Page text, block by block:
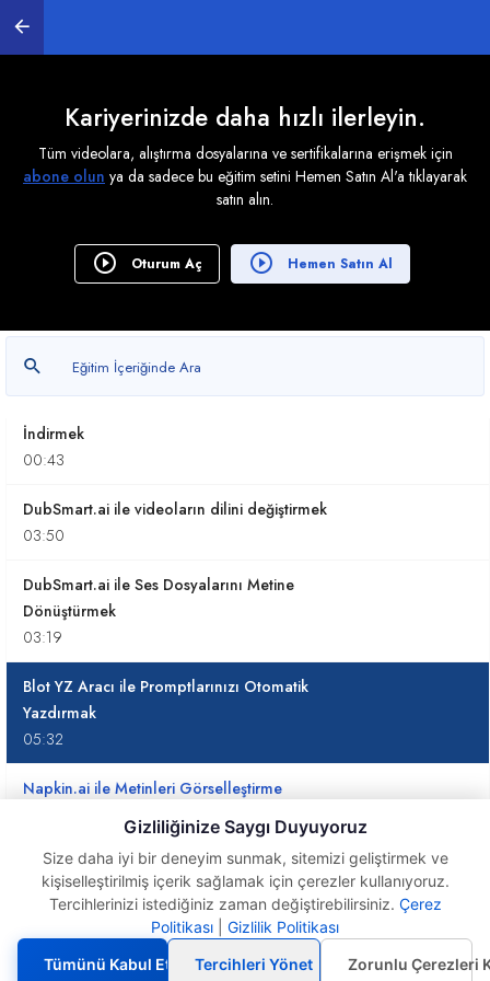
Kariyerinizde daha hızlı ilerleyin.
Tüm videolara, alıştırma dosyalarına ve sertifikalarına erişmek için
abone olun ya da sadece bu eğitim setini Hemen Satın Al'a tıklayarak
satın alın.
Oturum Aç Hemen Satın Al
03:51
Grok ve Gamma ile Sunumlar Hazırlamak
04:14
Sonuçlar İçin Yöntemler
00:45
İndirmek
00:43
DubSmart.ai ile videoların dilini değiştirmek
03:50
DubSmart.ai ile Ses Dosyalarını Metine
Dönüştürmek
03:19
Blot YZ Aracı ile Promptlarınızı Otomatik
Yazdırmak
05:32
Napkin.ai ile Metinleri Görselleştirme
Excel Tablolarını Napkin.Ai ile Görselleştirme
05:31
Excel Sorularını Gemini Yapay Zeka’ya Nasıl
Sormalıyız?
Promptlarınızı Otomatik
Yazdırmak
Gizliliğinize Saygı Duyuyoruz
Size daha iyi bir deneyim sunmak, sitemizi geliştirmek ve
kişiselleştirilmiş içerik sağlamak için çerezler kullanıyoruz.
Tercihlerinizi istediğiniz zaman değiştirebilirsiniz. Çerez
Politikası
Gizlilik Politikası
Tümünü Kabul Et
Tercihleri Yönet Zorunlu Çerezleri